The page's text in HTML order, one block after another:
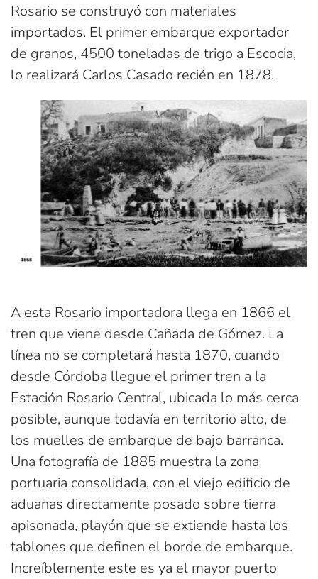
Rosario se construyó con materiales
importados. El primer embarque exportador
de granos, 4500 toneladas de trigo a Escocia,
lo realizará Carlos Casado recién en 1878.
A esta Rosario importadora llega en 1866 el
tren que viene desde Cañada de Gómez. La
línea no se completará hasta 1870, cuando
desde Córdoba llegue el primer tren a la
Estación Rosario Central, ubicada lo más cerca
posible, aunque todavía en territorio alto, de
los muelles de embarque de bajo barranca.
Una fotografía de 1885 muestra la zona
portuaria consolidada, con el viejo edificio de
aduanas directamente posado sobre tierra
apisonada, playón que se extiende hasta los
tablones que definen el borde de embarque.
Increíblemente este es ya el mayor puerto